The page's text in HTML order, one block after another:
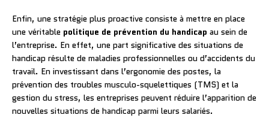
Enfin, une stratégie plus proactive consiste à mettre en place
une véritable politique de prévention du handicap au sein de
l’entreprise. En effet, une part significative des situations de
handicap résulte de maladies professionnelles ou d’accidents du
travail. En investissant dans l’ergonomie des postes, la
prévention des troubles musculo-squelettiques (TMS) et la
gestion du stress, les entreprises peuvent réduire l’apparition de
nouvelles situations de handicap parmi leurs salariés.